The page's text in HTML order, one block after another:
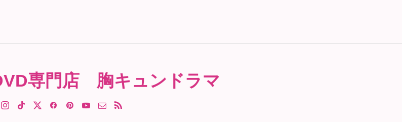
専門店 胸キュンドラマ